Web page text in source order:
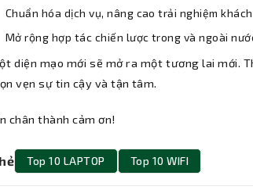
Chuẩn hóa dịch vụ, nâng cao trải nghiệm
Mở rộng hợp tác chiến lược trong và ngoài
diện mạo mới sẽ mở ra một tương lai mới.
vẹn sự tin cậy và tận tâm.
chân thành cảm ơn!
Top 10 LAPTOP Top 10 WIFI